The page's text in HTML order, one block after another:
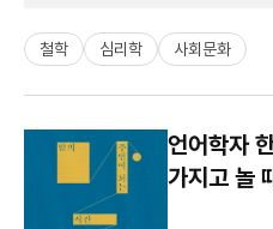
철학 심리학 사회문화
언어학자
가지고 놀